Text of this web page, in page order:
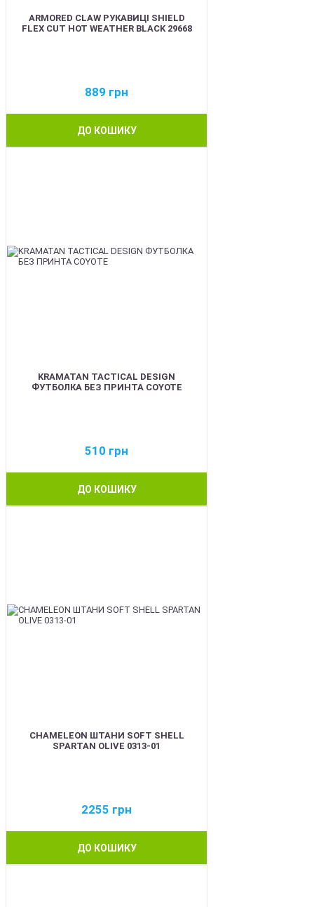
ARMORED CLAW РУКАВИЦІ SHIELD
FLEX CUT HOT WEATHER BLACK 29668
889 грн
ДО КОШИКУ
KRAMATAN TACTICAL DESIGN
ФУТБОЛКА БЕЗ ПРИНТА COYOTE
510 грн
ДО КОШИКУ
CHAMELEON ШТАНИ SOFT SHELL
SPARTAN OLIVE 0313-01
2255 грн
ДО КОШИКУ